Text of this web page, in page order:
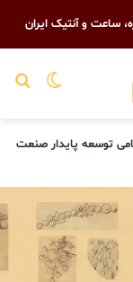
ساعت و آنتیک ایران
تغییر
توسعه پایدار صنعت